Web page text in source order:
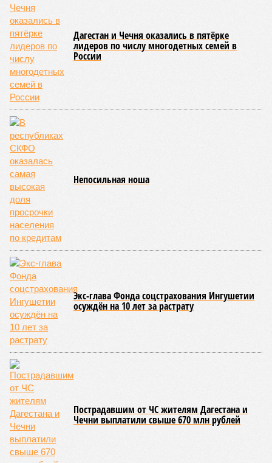
Дагестан и Чечня оказались в пятёрке
лидеров по числу многодетных семей в
России
Непосильная ноша
Экс-глава Фонда соцстрахования Ингушетии
осуждён на 10 лет за растрату
Пострадавшим от ЧС жителям Дагестана и
Чечни выплатили свыше 670 млн рублей